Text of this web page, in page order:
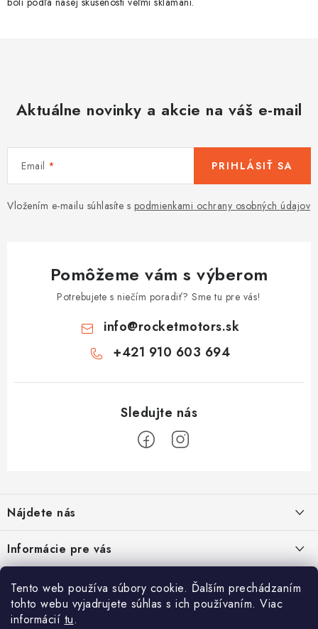
Tento web používa súbory cookie. Ďalším prechádzaním
tohto webu vyjadrujete súhlas s ich používaním. Viac
informácií tu.
Aktuálne novinky a akcie na váš e-mail
Email
Vložením e-mailu súhlasíte s podmienkami ochrany osobných údajov
PRIHLÁSIŤ SA
Pomôžeme vám s výberom
Potrebujete s niečím poradiť? Sme tu pre vás!
info@rocketmotors.sk
+421 910 603 694
p
ä
t
i
Nájdete nás
Informácie pre vás
Kontakt
TOP kategórie
Detské štvorkolky
Facebook